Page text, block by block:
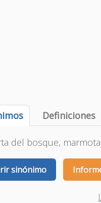
Definiciones
del bosque,
sinónimo